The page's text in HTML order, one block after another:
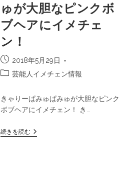
ゅが大胆なピンクボ
ブヘアにイメチェ
ン！
2018年5月29日
芸能人イメチェン情報
きゃりーぱみゅぱみゅが大胆なピンク
ボブヘアにイメチェン！ き…
続きを読む